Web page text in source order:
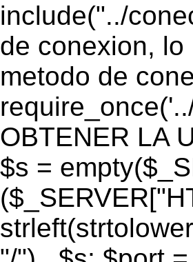
include("../
de conexion,
metodo de
OBTENER LA
$s =